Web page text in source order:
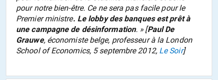
pour notre bien-être. Ce ne sera pas facile pour le
Premier ministre. Le lobby des banques est prêt à
une campagne de désinformation. » [Paul De
Grauwe, économiste belge, professeur à la London
School of Economics, 5 septembre 2012, Le Soir]